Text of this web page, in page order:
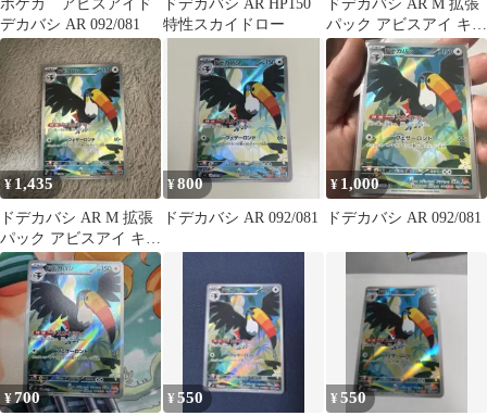
ポケカ アビスアイド
デカバシ AR 092/081
ドデカバシ AR HP150
特性スカイドロー
ドデカバシ AR M 拡張
パック アビスアイ キラ
092/081
¥1,435
ドデカバシ AR M 拡張
パック アビスアイ キラ
092/081
¥800
ドデカバシ AR 092/081
¥ 1,000
ドデカバシ AR 092/081
¥700 ¥550 ¥550